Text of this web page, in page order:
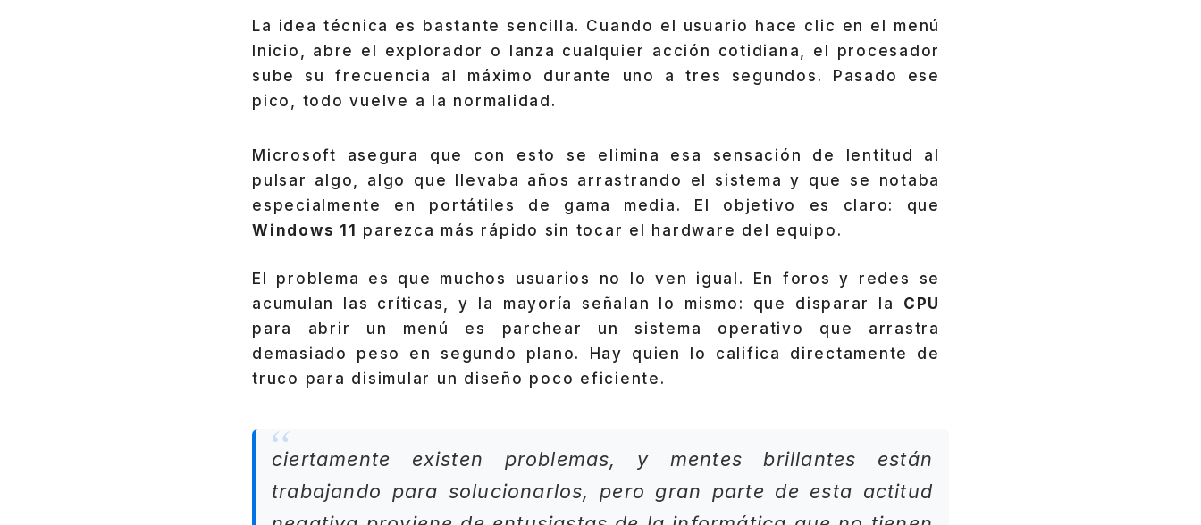
La idea técnica es bastante sencilla. Cuando el usuario hace clic en el menú
Inicio, abre el explorador o lanza cualquier acción cotidiana, el procesador
sube su frecuencia al máximo durante uno a tres segundos. Pasado ese
pico, todo vuelve a la normalidad.
Microsoft asegura que con esto se elimina esa sensación de lentitud al
pulsar algo, algo que llevaba años arrastrando el sistema y que se notaba
especialmente en portátiles de gama media. El objetivo es claro: que
Windows 11
parezca más rápido sin tocar el hardware del equipo.
El problema es que muchos usuarios no lo ven igual. En foros y redes se
acumulan las críticas, y la mayoría señalan lo mismo: que disparar la CPU
para abrir un menú es parchear un sistema operativo que arrastra
demasiado peso en segundo plano. Hay quien lo califica directamente de
truco para disimular un diseño poco eficiente.
ciertamente existen problemas, y mentes brillantes están
trabajando para solucionarlos, pero gran parte de esta actitud